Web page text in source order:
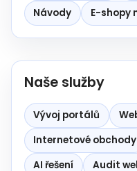
Návody
E-shopy
Naše služby
Vývoj portálů
Internetové obchody
AI řešení
Audit